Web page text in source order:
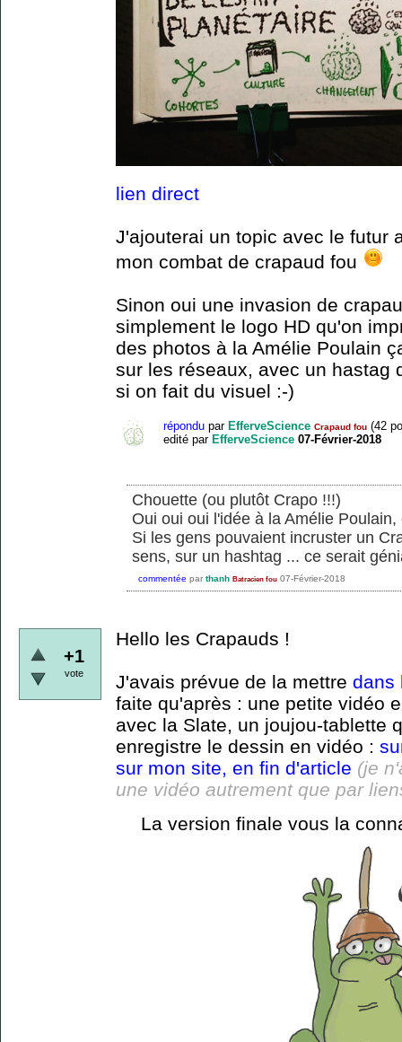
lien direct
J'ajouterai un topic avec le futur
mon combat de crapaud fou
Sinon oui une invasion de
simplement le logo HD qu'on
des photos à la Amélie Poulain
sur les réseaux, avec un hastag
si on fait du visuel :-)
répondu par EfferveScience Crapaud fou (42
edité par EfferveScience 07-Février-2018
Chouette (ou plutôt Crapo !!!)
Oui oui oui l'idée à la Amélie
Si les gens pouvaient incruster un
sens, sur un hashtag ... ce serait
commentée par thanh Batracien fou 07-Février-2018
+1
vote
Hello les Crapauds !
J'avais prévue de la mettre dans
faite qu'après : une petite vidéo
avec la Slate, un joujou-tablette
enregistre le dessin en vidéo :
sur mon site, en fin d'article (je
une vidéo autrement que par
La version finale vous la